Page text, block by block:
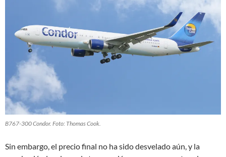
B767-300 Condor. Foto: Thomas Cook.
Sin embargo, el precio final no ha sido desvelado aún, y la